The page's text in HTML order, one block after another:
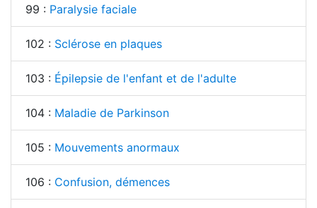
99 : Paralysie faciale
102 : Sclérose en plaques
103 : Épilepsie de l'enfant et de l'adulte
104 : Maladie de Parkinson
105 : Mouvements anormaux
106 : Confusion, démences